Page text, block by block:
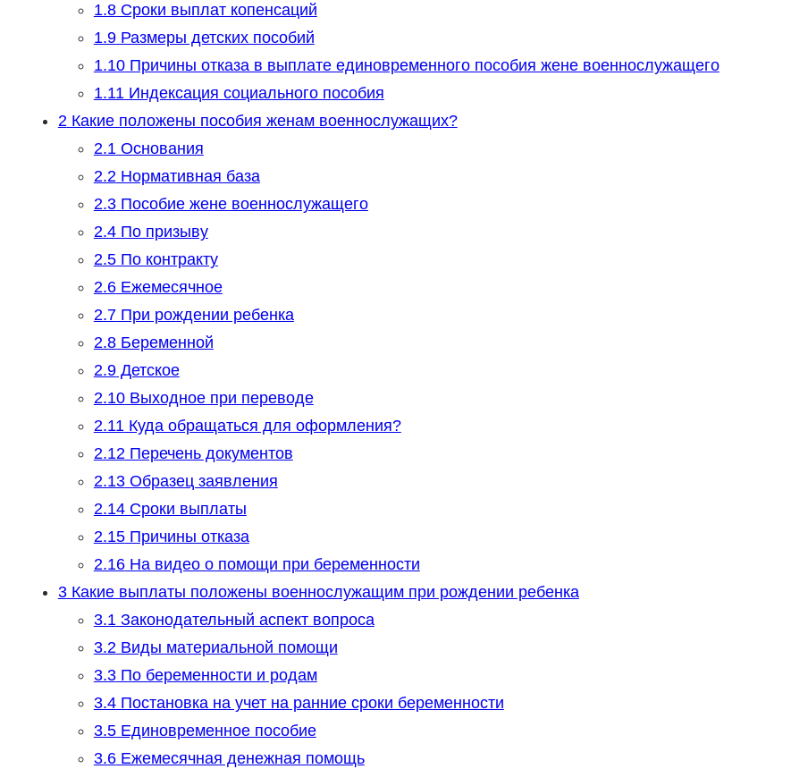
1.8Сроки выплат копенсаций
1.9Размеры детских пособий
1.10Причины отказа в выплате единовременного пособия жене военнослужащего
1.11Индексация социального пособия
2Какие положены пособия женам военнослужащих?
2.1Основания
2.2Нормативная база
2.3Пособие жене военнослужащего
2.4По призыву
2.5По контракту
2.6Ежемесячное
2.7При рождении ребенка
2.8Беременной
2.9Детское
2.10Выходное при переводе
2.11Куда обращаться для оформления?
2.12Перечень документов
2.13Образец заявления
2.14Сроки выплаты
2.15Причины отказа
2.16На видео о помощи при беременности
3Какие выплаты положены военнослужащим при рождении ребенка
3.1Законодательный аспект вопроса
3.2Виды материальной помощи
3.3По беременности и родам
3.4Постановка на учет на ранние сроки беременности
3.5Единовременное пособие
3.6Ежемесячная денежная помощь